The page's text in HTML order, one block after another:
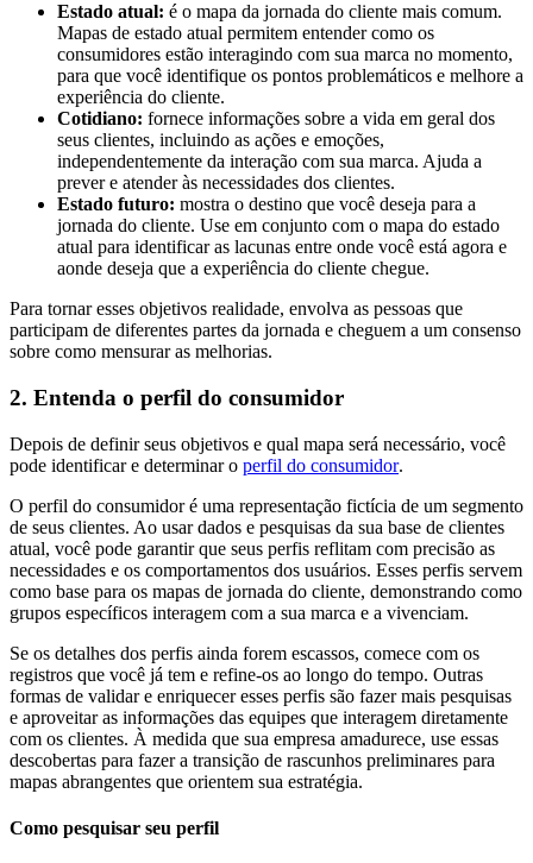
Estado atual: é o mapa da jornada do cliente mais comum.
Mapas de estado atual permitem entender como os
consumidores estão interagindo com sua marca no momento,
para que você identifique os pontos problemáticos e melhore a
experiência do cliente.
Cotidiano: fornece informações sobre a vida em geral dos
seus clientes, incluindo as ações e emoções,
independentemente da interação com sua marca. Ajuda a
prever e atender às necessidades dos clientes.
Estado futuro: mostra o destino que você deseja para a
jornada do cliente. Use em conjunto com o mapa do estado
atual para identificar as lacunas entre onde você está agora e
aonde deseja que a experiência do cliente chegue.
Para tornar esses objetivos realidade, envolva as pessoas que
participam de diferentes partes da jornada e cheguem a um consenso
sobre como mensurar as melhorias.
2. Entenda o perfil do consumidor
Depois de definir seus objetivos e qual mapa será necessário, você
pode identificar e determinar o perfil do consumidor.
O perfil do consumidor é uma representação fictícia de um segmento
de seus clientes. Ao usar dados e pesquisas da sua base de clientes
atual, você pode garantir que seus perfis reflitam com precisão as
necessidades e os comportamentos dos usuários. Esses perfis servem
como base para os mapas de jornada do cliente, demonstrando como
grupos específicos interagem com a sua marca e a vivenciam.
Se os detalhes dos perfis ainda forem escassos, comece com os
registros que você já tem e refine-os ao longo do tempo. Outras
formas de validar e enriquecer esses perfis são fazer mais pesquisas
e aproveitar as informações das equipes que interagem diretamente
com os clientes. À medida que sua empresa amadurece, use essas
descobertas para fazer a transição de rascunhos preliminares para
mapas abrangentes que orientem sua estratégia.
Como pesquisar seu perfil